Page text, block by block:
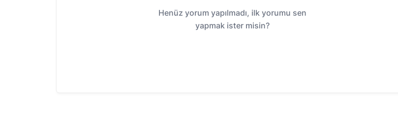
Henüz yorum yapılmadı, ilk yorumu sen
yapmak ister misin?